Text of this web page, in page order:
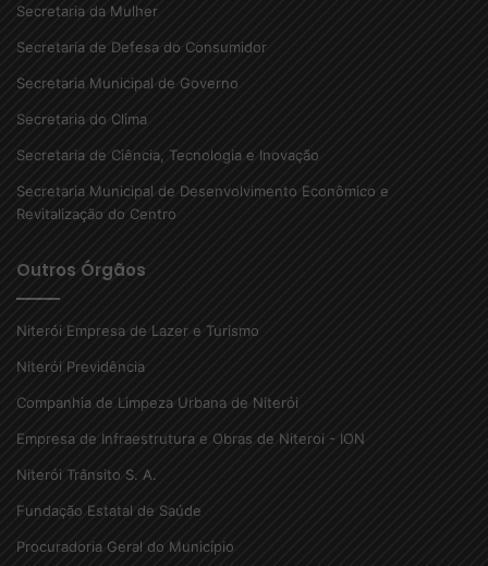
Secretaria da Mulher
Secretaria de Defesa do Consumidor
Secretaria Municipal de Governo
Secretaria do Clima
Secretaria de Ciência, Tecnologia e Inovação
Secretaria Municipal de Desenvolvimento Econômico e
Revitalização do Centro
Outros Órgãos
Niterói Empresa de Lazer e Turismo
Niterói Previdência
Companhia de Limpeza Urbana de Niterói
Empresa de Infraestrutura e Obras de Niteroi - ION
Niterói Trânsito S. A.
Fundação Estatal de Saúde
Procuradoria Geral do Município